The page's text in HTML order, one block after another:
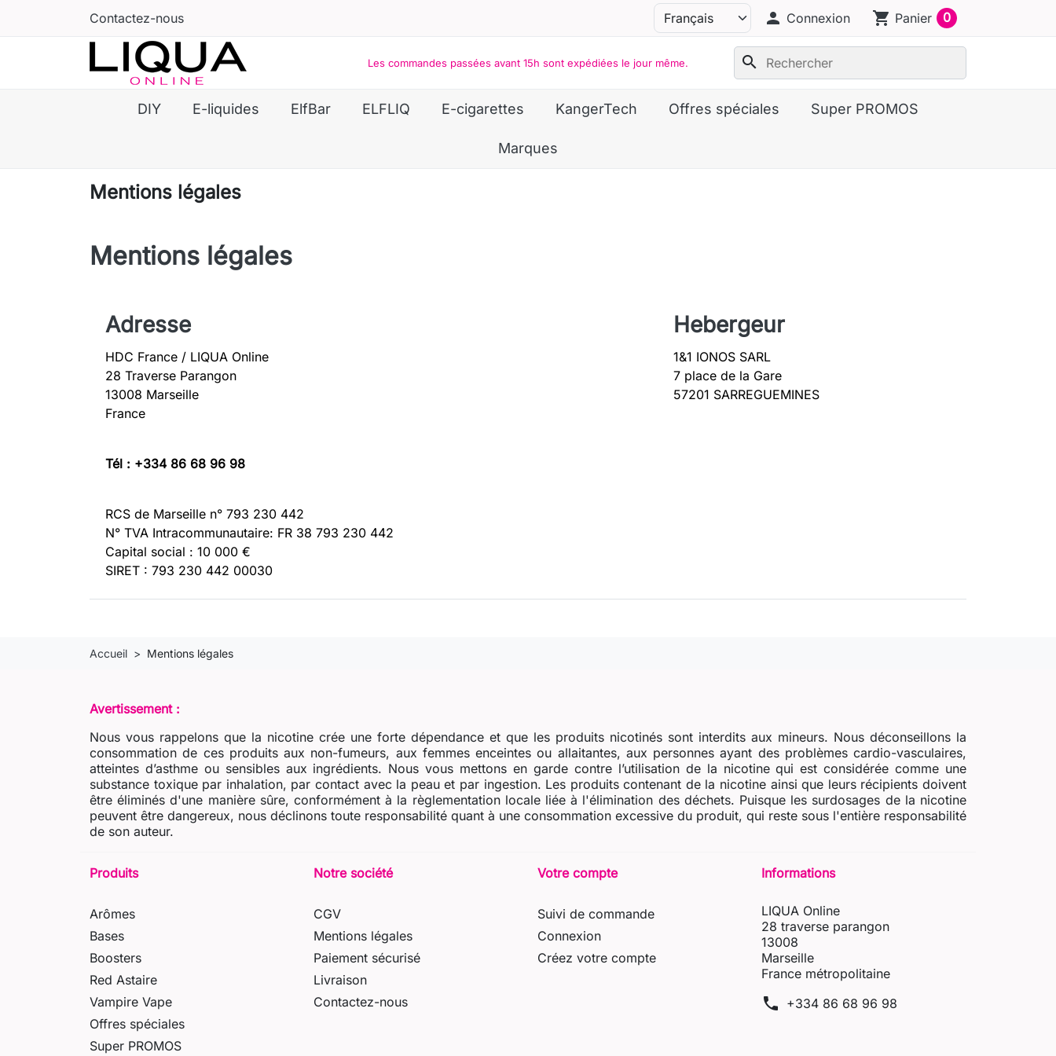
Contactez-nous person Connexion shopping_cart Panier 0
Les commandes passées avant 15h sont expédiées le jour même. search
DIY E-liquides ElfBar ELFLIQ E-cigarettes KangerTech Offres spéciales Super PROMOS
Marques
Mentions légales
Mentions légales
Adresse
HDC France / LIQUA Online
28 Traverse Parangon
13008 Marseille
France
Tél : +334 86 68 96 98
RCS de Marseille n° 793 230 442
N° TVA Intracommunautaire: FR 38 793 230 442
Capital social : 10 000 €
SIRET : 793 230 442 00030
Hebergeur
1&1 IONOS SARL
7 place de la Gare
57201 SARREGUEMINES
Accueil Mentions légales
Avertissement :
Nous vous rappelons que la nicotine crée une forte dépendance et que les produits nicotinés sont interdits aux mineurs. Nous déconseillons la
consommation de ces produits aux non-fumeurs, aux femmes enceintes ou allaitantes, aux personnes ayant des problèmes cardio-vasculaires,
atteintes d’asthme ou sensibles aux ingrédients. Nous vous mettons en garde contre l’utilisation de la nicotine qui est considérée comme une
substance toxique par inhalation, par contact avec la peau et par ingestion. Les produits contenant de la nicotine ainsi que leurs récipients doivent
être éliminés d'une manière sûre, conformément à la règlementation locale liée à l'élimination des déchets. Puisque les surdosages de la nicotine
peuvent être dangereux, nous déclinons toute responsabilité quant à une consommation excessive du produit, qui reste sous l'entière responsabilité
de son auteur.
Produits
Arômes
Bases
Boosters
Red Astaire
Vampire Vape
Offres spéciales
Super PROMOS
Notre société
CGV
Mentions légales
Paiement sécurisé
Livraison
Contactez-nous
Votre compte
Suivi de commande
Connexion
Créez votre compte
Informations
LIQUA Online
28 traverse parangon
13008
Marseille
France métropolitaine
phone +334 86 68 96 98